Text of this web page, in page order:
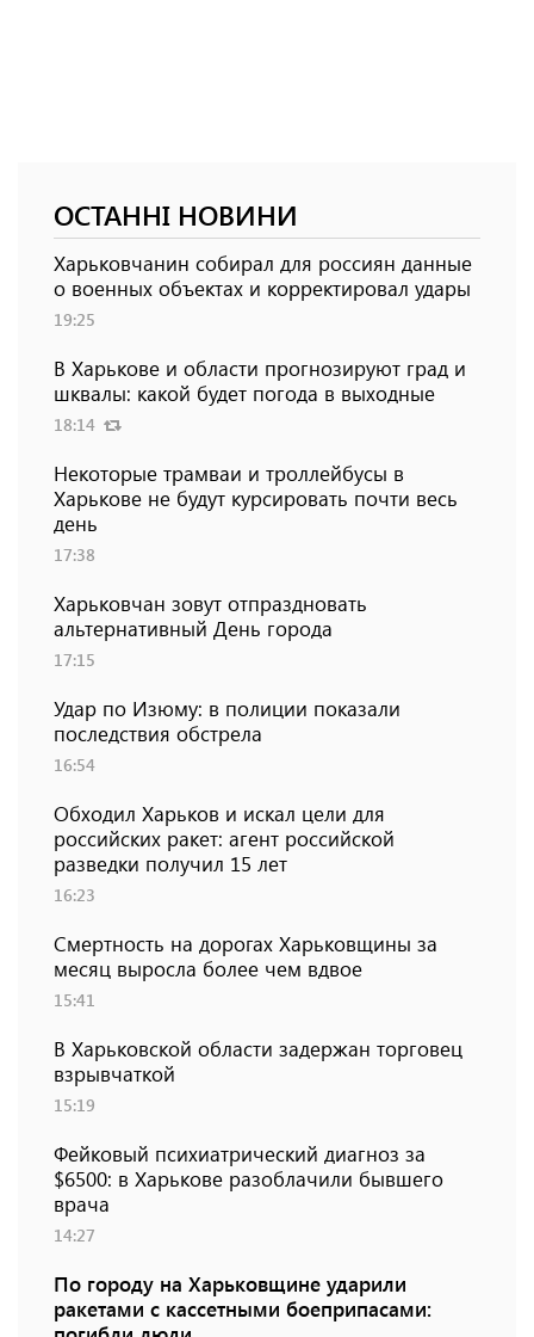
ОСТАННІ НОВИНИ
Харьковчанин собирал для россиян данные
о военных объектах и ​​корректировал удары
19:25
В Харькове и области прогнозируют град и
шквалы: какой будет погода в выходные
18:14
Некоторые трамваи и троллейбусы в
Харькове не будут курсировать почти весь
день
17:38
Харьковчан зовут отпраздновать
альтернативный День города
17:15
Удар по Изюму: в полиции показали
последствия обстрела
16:54
Обходил Харьков и искал цели для
российских ракет: агент российской
разведки получил 15 лет
16:23
Смертность на дорогах Харьковщины за
месяц выросла более чем вдвое
15:41
В Харьковской области задержан торговец
взрывчаткой
15:19
Фейковый психиатрический диагноз за
$6500: в Харькове разоблачили бывшего
врача
14:27
По городу на Харьковщине ударили
ракетами с кассетными боеприпасами: